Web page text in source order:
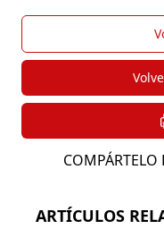
COMPÁRTELO
ARTÍCULOS